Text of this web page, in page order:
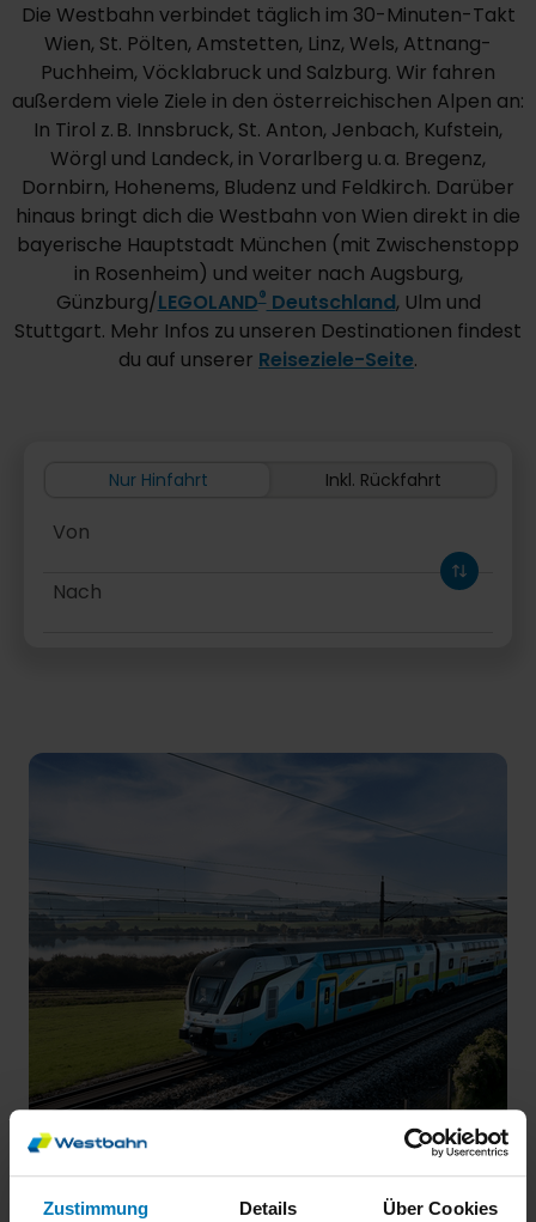
Zustimmung Details Über Cookies
Die Westbahn verbindet täglich im 30-Minuten-Takt
Wien, St. Pölten, Amstetten, Linz, Wels, Attnang-
Puchheim, Vöcklabruck und Salzburg. Wir fahren
außerdem viele Ziele in den österreichischen Alpen an:
In Tirol z. B. Innsbruck, St. Anton, Jenbach, Kufstein,
Wörgl und Landeck, in Vorarlberg u. a. Bregenz,
Dornbirn, Hohenems, Bludenz und Feldkirch. Darüber
hinaus bringt dich die Westbahn von Wien direkt in die
bayerische Hauptstadt München (mit Zwischenstopp
in Rosenheim) und weiter nach Augsburg,
Günzburg/LEGOLAND®Deutschland, Ulm und
Stuttgart. Mehr Infos zu unseren Destinationen findest
du auf unserer Reiseziele-Seite.
Nur Hinfahrt Inkl. Rückfahrt
Von
Nach